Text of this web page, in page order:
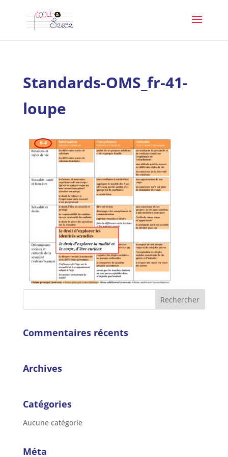
Standards-OMS_fr-41-
loupe
Commentaires récents
Archives
Catégories
Aucune catégorie
Méta